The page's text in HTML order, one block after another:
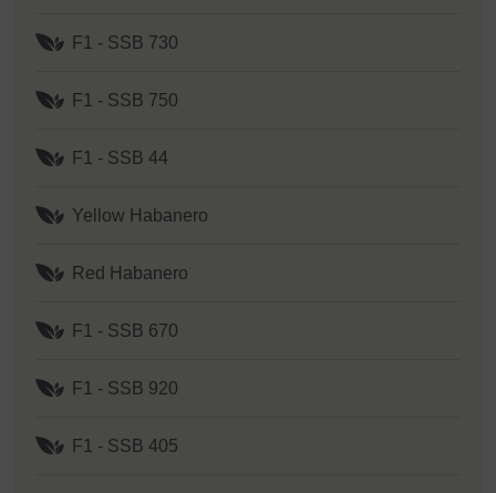
F1 - SSB 730
F1 - SSB 750
F1 - SSB 44
Yellow Habanero
Red Habanero
F1 - SSB 670
F1 - SSB 920
F1 - SSB 405